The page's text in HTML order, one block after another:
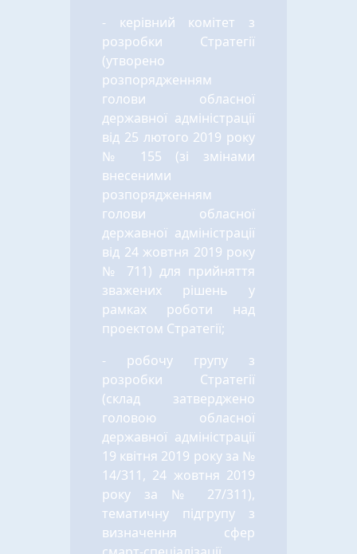
- керівний комітет з
розробки Стратегії
(утворено
розпорядженням
голови обласної
державної адміністрації
від 25 лютого 2019 року
№ 155 (зі змінами
внесеними
розпорядженням
голови обласної
державної адміністрації
від 24 жовтня 2019 року
№ 711) для прийняття
зважених рішень у
рамках роботи над
проектом Стратегії;
- робочу групу з
розробки Стратегії
(склад затверджено
головою обласної
державної адміністрації
19 квітня 2019 року за №
14/311, 24 жовтня 2019
року за № 27/311),
тематичну підгрупу з
визначення сфер